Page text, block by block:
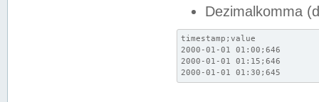
Dezimalkomma
timestamp;value
2000-01-01 01:00;646
2000-01-01 01:15;646
2000-01-01 01:30;645